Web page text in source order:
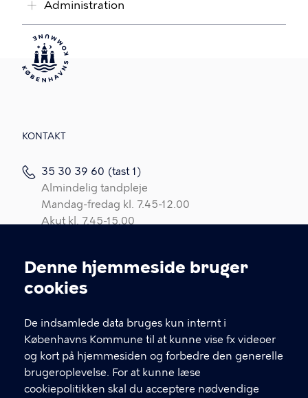
Cookieindstillinger
Denne hjemmeside bruger
cookies
De indsamlede data bruges kun internt i
Københavns Kommune til at kunne vise fx videoer
og kort på hjemmesiden og forbedre den generelle
brugeroplevelse. For at kunne læse
cookiepolitikken skal du acceptere nødvendige
Administration
KONTAKT
35 30 39 60 (tast 1)
Almindelig tandpleje
Mandag-fredag kl. 7.45-12.00
Akut kl. 7.45-15.00
Tandregulering
Mandag kl. 8.00 - 15.00
Tirsdag-fredag kl. 8.00-12.00
CVR nr. 64 94 22 12
EAN nr. 57 98 00 93 85 376
Bruger-id: POGR